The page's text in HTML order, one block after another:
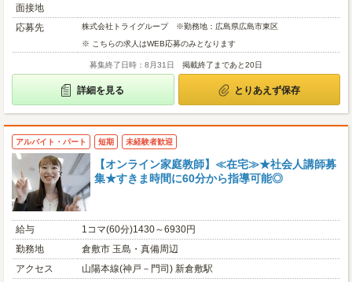
面接地
応募先
株式会社トライグループ ※勤務地：広島県広島市東区
※ こちらの求人はWEB応募のみとなります
募集終了日時：8月31日 掲載終了まであと20日
詳細を見る とりあえず保存
アルバイト・パート 短期 未経験者歓迎
【オンライン家庭教師】≪在宅≫★社会人講師募
集★すきま時間に60分から指導可能◎
給与
1コマ(60分)1430～6930円
勤務地
倉敷市 玉島・真備周辺
アクセス
山陽本線(神戸－門司) 新倉敷駅